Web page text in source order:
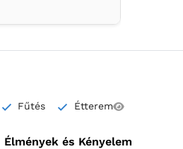
Fűtés Étterem
Élmények és Kényelem